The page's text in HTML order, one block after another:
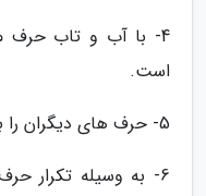
4- با آب و تاب حرف
است.
5- حرف های دیگران را به راحتی تکرار می نمایند.
6- به وسیله تکرار